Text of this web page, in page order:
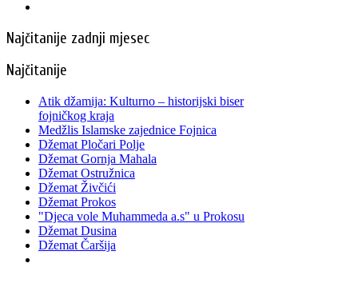
Najčitanije zadnji mjesec
Najčitanije
Atik džamija: Kulturno – historijski biser
fojničkog kraja
Medžlis Islamske zajednice Fojnica
Džemat Pločari Polje
Džemat Gornja Mahala
Džemat Ostružnica
Džemat Živčići
Džemat Prokos
"Djeca vole Muhammeda a.s" u Prokosu
Džemat Dusina
Džemat Čaršija